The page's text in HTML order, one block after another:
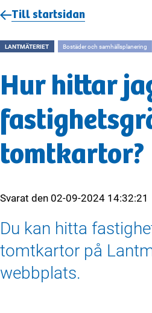
Till startsidan
LANTMÄTERIET Bostäder och samhällsplanering
Hur hittar
tomtkartor?
Svarat den 02-09-2024 14:32:21
Du kan hitta
tomtkartor på
webbplats.